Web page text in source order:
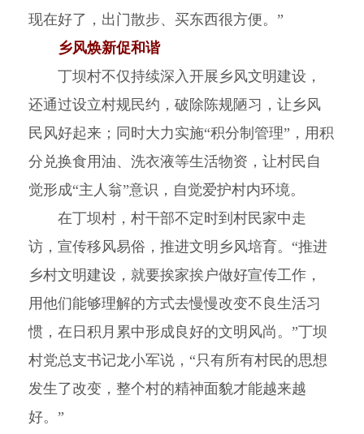
现在好了，出门散步、买东西很方便。”
乡风焕新促和谐
丁坝村不仅持续深入开展乡风文明建设，
还通过设立村规民约，破除陈规陋习，让乡风
民风好起来；同时大力实施“积分制管理”，用积
分兑换食用油、洗衣液等生活物资，让村民自
觉形成“主人翁”意识，自觉爱护村内环境。
在丁坝村，村干部不定时到村民家中走
访，宣传移风易俗，推进文明乡风培育。“推进
乡村文明建设，就要挨家挨户做好宣传工作，
用他们能够理解的方式去慢慢改变不良生活习
惯，在日积月累中形成良好的文明风尚。”丁坝
村党总支书记龙小军说，“只有所有村民的思想
发生了改变，整个村的精神面貌才能越来越
好。”